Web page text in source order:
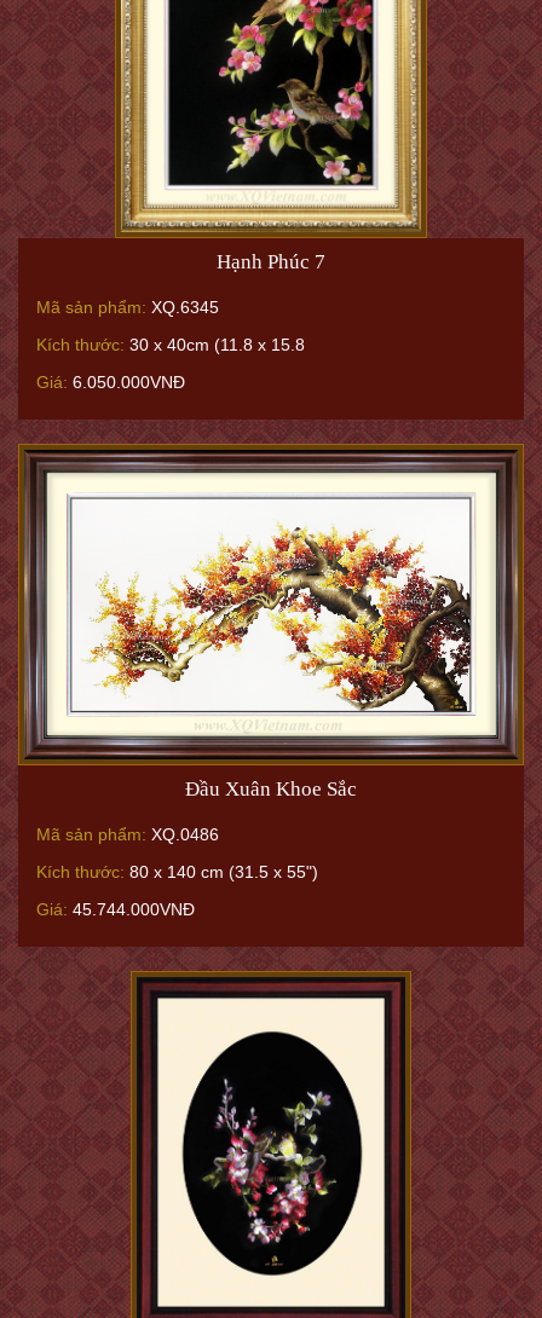
Hạnh Phúc 7
Mã sản phẩm: XQ.6345
Kích thước: 30 x 40cm (11.8 x 15.8
Giá: 6.050.000VNĐ
Đầu Xuân Khoe Sắc
Mã sản phẩm: XQ.0486
Kích thước: 80 x 140 cm (31.5 x 55")
Giá: 45.744.000VNĐ